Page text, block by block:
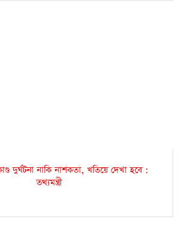
দুর্ঘটনা নাকি নাশকতা, খতিয়ে দেখা হবে :
তথ্যমন্ত্রী